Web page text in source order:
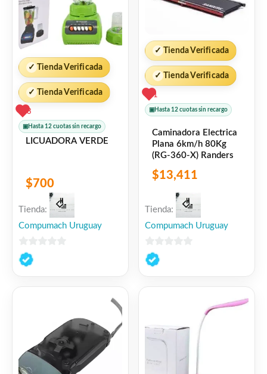
✓ Tienda Verificada
✓ Tienda Verificada
3
▣ Hasta 12 cuotas sin recargo
LICUADORA VERDE
$700
Tienda:
Compumach Uruguay
0
de
✓ Tienda Verificada
✓ Tienda Verificada
1
▣ Hasta 12 cuotas sin recargo
Caminadora Electrica
Plana 6km/h 80Kg
(RG-360-X) Randers
$13,411
Tienda:
Compumach Uruguay
0
de